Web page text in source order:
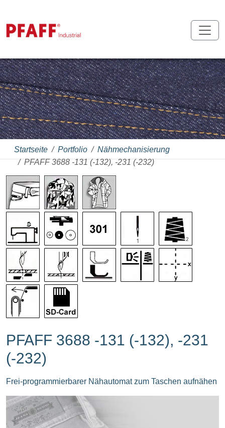
Startseite Portfolio
Nähmechanisierung
PFAFF 3688 -131 (-132), -231 (-232)
PFAFF 3688 -131 (-132), -231
(-232)
Frei-programmierbarer Nähautomat zum Taschen aufnähen